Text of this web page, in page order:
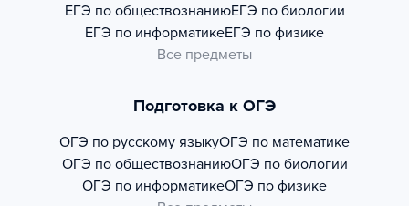
ЕГЭ по обществознаниюЕГЭ по биологии
ЕГЭ по информатикеЕГЭ по физике
Все предметы
Подготовка к ОГЭ
ОГЭ по русскому языкуОГЭ по математике
ОГЭ по обществознаниюОГЭ по биологии
ОГЭ по информатикеОГЭ по физике